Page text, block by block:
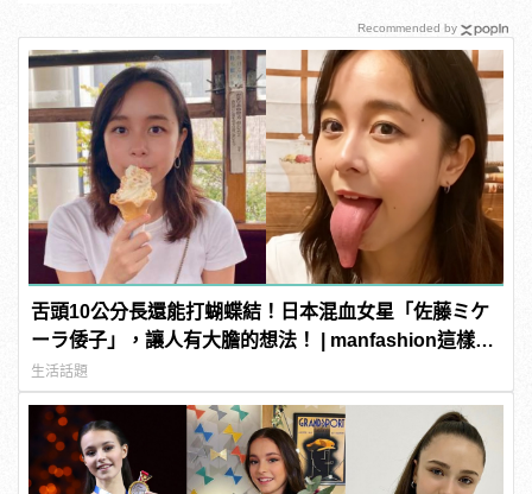
舌頭10公分長還能打蝴蝶結！日本混血女星「佐藤ミケ
ーラ倭子」，讓人有大膽的想法！ | manfashion這樣變
型男
生活話題
Recommended by